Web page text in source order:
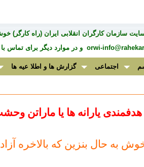
سازمان کارگران انقلابی ايران (راه کارگر)
orwi- و در موارد ديگر برای تماس
اجتماعی گزارش ها و اطلا عیه ها
هدفمندی يارانه ها يا ماراتن
به حال بنزين که بالاخره آزاد